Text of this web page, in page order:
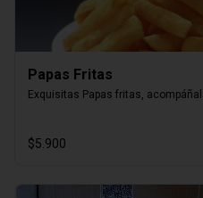
Papas Fritas
Exquisitas Papas fritas,
$5.900